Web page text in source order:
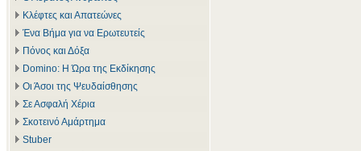
Κλέφτες και Απατεώνες
Ένα Βήμα για να Ερωτευτείς
Πόνος και Δόξα
Domino: Η Ώρα της Εκδίκησης
Οι Άσοι της Ψευδαίσθησης
Σε Ασφαλή Χέρια
Σκοτεινό Αμάρτημα
Stuber